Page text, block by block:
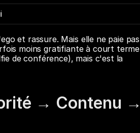
et rassure. Mais elle ne paie pas
moins gratifiante à court terme
de conférence), mais c'est la
→ Contenu →